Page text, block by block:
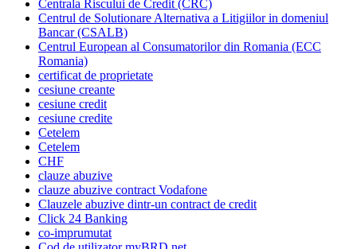
Centrala Riscului de Credit (CRC)
Centrul de Solutionare Alternativa a Litigiilor in domeniul
Bancar (CSALB)
Centrul European al Consumatorilor din Romania (ECC
Romania)
certificat de proprietate
cesiune creante
cesiune credit
cesiune credite
Cetelem
Cetelem
CHF
clauze abuzive
clauze abuzive contract Vodafone
Clauzele abuzive dintr-un contract de credit
Click 24 Banking
co-imprumutat